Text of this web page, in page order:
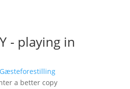
- playing in
a better copy